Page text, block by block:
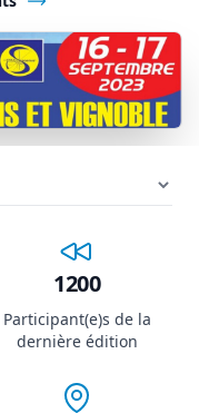
1200
Participant(e)s de la
dernière édition